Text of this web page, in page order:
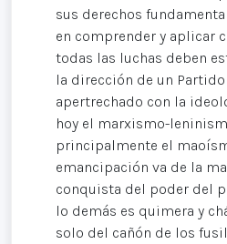
sus derechos
en comprender y aplicar
todas las luchas deben
la dirección de un
apertrechado con la
hoy el marxismo-
principalmente el
emancipación va de la
conquista del poder del
lo demás es quimera y
solo del cañón de los